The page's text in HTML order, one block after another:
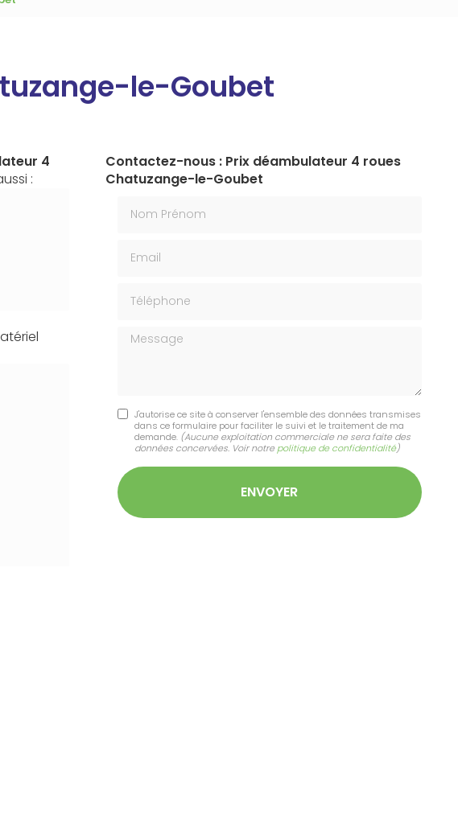
le-Goubet
4
:
Contactez-nous : Prix déambulateur 4 roues
Chatuzange-le-Goubet
Message
J'autorise ce site à conserver l'ensemble des données transmises
dans ce formulaire pour faciliter le suivi et le traitement de ma
demande. (Aucune exploitation commerciale ne sera faite des
données concervées. Voir notre politique de confidentialité)